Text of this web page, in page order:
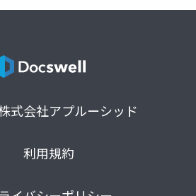
式会社アプルーシッド
利用規約